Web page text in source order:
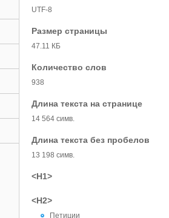
UTF-8
Размер страницы
47.11 КБ
Количество слов
938
Длина текста на странице
14 564 симв.
Длина текста без пробелов
13 198 симв.
<H1>
<H2>
Петиции